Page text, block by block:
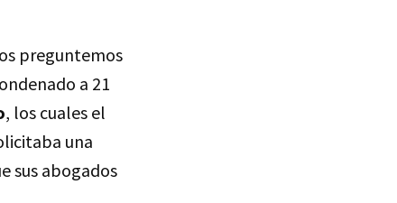
preguntemos
a 21
, los cuales el
una
sus abogados